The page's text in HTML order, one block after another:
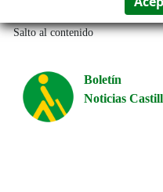
Salto al contenido
Boletín
Noticias